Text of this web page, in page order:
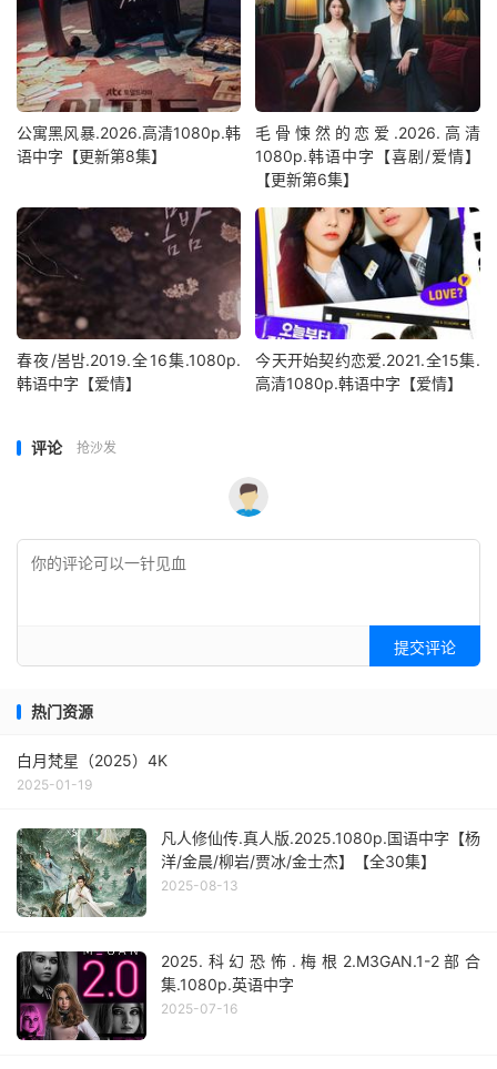
公寓黑风暴.2026.高清1080p.韩
语中字【更新第8集】
毛骨悚然的恋爱.2026.高清
1080p.韩语中字【喜剧/爱情】
【更新第6集】
春夜/봄밤‎.2019.全16集.1080p.
韩语中字【爱情】
今天开始契约恋爱.2021.全15集.
高清1080p.韩语中字【爱情】
评论 抢沙发
提交评论
热门资源
白月梵星（2025）4K
2025-01-19
凡人修仙传.真人版.2025.1080p.国语中字【杨
洋/金晨/柳岩/贾冰/金士杰】【全30集】
2025-08-13
2025.科幻恐怖.梅根2.M3GAN.1-2部合
集.1080p.英语中字
2025-07-16